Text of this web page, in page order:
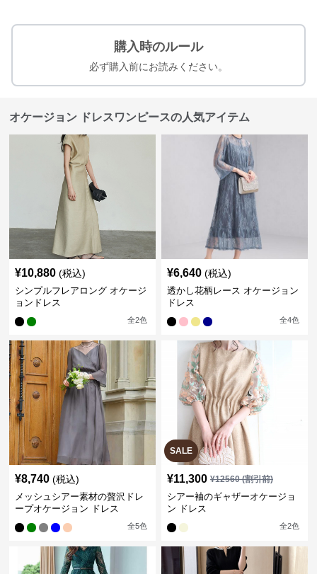
購入時のルール
必ず購入前にお読みください。
オケージョン ドレスワンピースの人気アイテム
¥10,880 (税込)
シンプルフレアロング オケージ
ョンドレス
全2色
¥6,640 (税込)
透かし花柄レース オケージョン
ドレス
全4色
¥8,740 (税込)
メッシュシアー素材の贅沢ドレ
ープオケージョン ドレス
全5色
SALE
¥11,300 ¥12560(割引前)
シアー袖のギャザーオケージョ
ン ドレス
全2色